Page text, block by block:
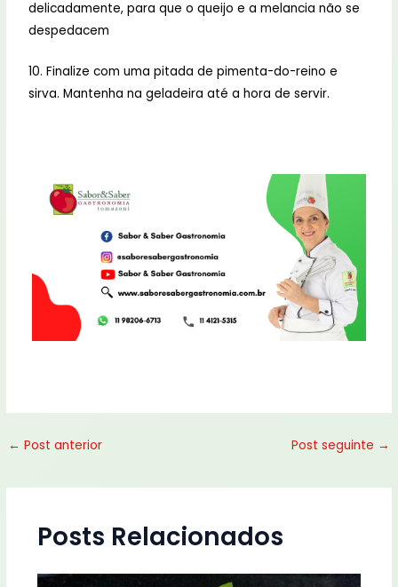
delicadamente, para que o queijo e a melancia não se
despedacem
10. Finalize com uma pitada de pimenta-do-reino e
sirva. Mantenha na geladeira até a hora de servir.
← Post anterior Post seguinte →
Posts Relacionados